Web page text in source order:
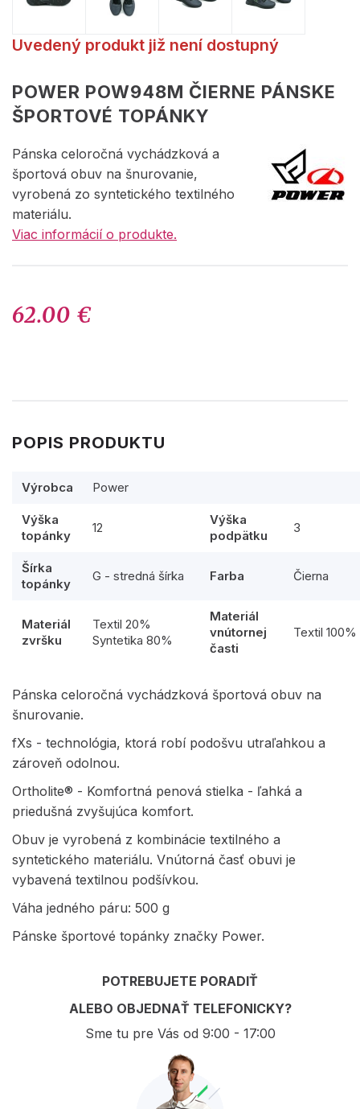
Uvedený produkt již není dostupný
POWER POW948M ČIERNE PÁNSKE
ŠPORTOVÉ TOPÁNKY
Pánska celoročná vychádzková a
športová obuv na šnurovanie,
vyrobená zo syntetického textilného
materiálu.
Viac informácií o produkte.
62.00 €
POPIS PRODUKTU
Výrobca Power
Výška
topánky
12
Výška
podpätku
3
Šírka
topánky
G - stredná šírka Farba Čierna
Materiál
zvršku
Textil 20%
Syntetika 80%
Materiál
vnútornej
časti
Textil 100%
Pánska celoročná vychádzková športová obuv na
šnurovanie.
fXs - technológia, ktorá robí podošvu utraľahkou a
zároveň odolnou.
Ortholite® - Komfortná penová stielka - ľahká a
priedušná zvyšujúca komfort.
Obuv je vyrobená z kombinácie textilného a
syntetického materiálu. Vnútorná časť obuvi je
vybavená textilnou podšívkou.
Váha jedného páru: 500 g
Pánske športové topánky značky Power.
POTREBUJETE PORADIŤ
ALEBO OBJEDNAŤ TELEFONICKY?
Sme tu pre Vás od 9:00 - 17:00